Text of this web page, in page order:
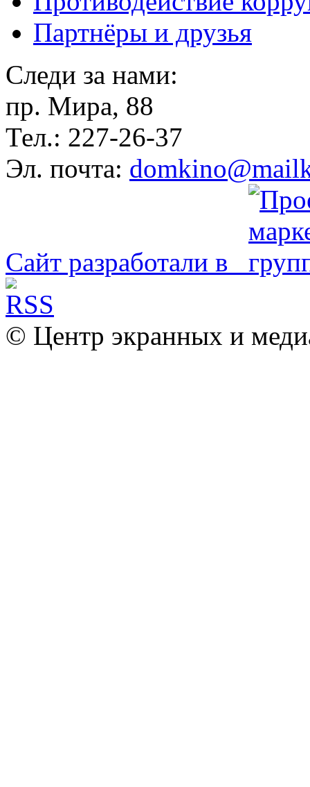
Партнёры и друзья
Следи за нами:
пр. Мира, 88
Тел.: 227-26-37
Эл. почта:
Сайт разработали в
© Центр экранных и